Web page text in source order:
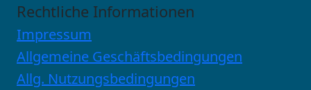
Rechtliche Informationen
Impressum
Allgemeine Geschäftsbedingungen
Allg. Nutzungsbedingungen